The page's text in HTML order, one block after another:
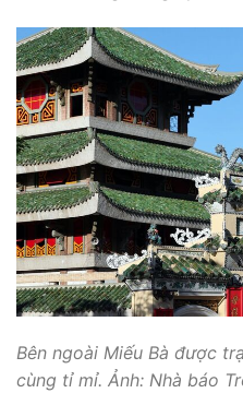
Bên ngoài Miếu Bà được
cùng tỉ mỉ. Ảnh: Nhà báo